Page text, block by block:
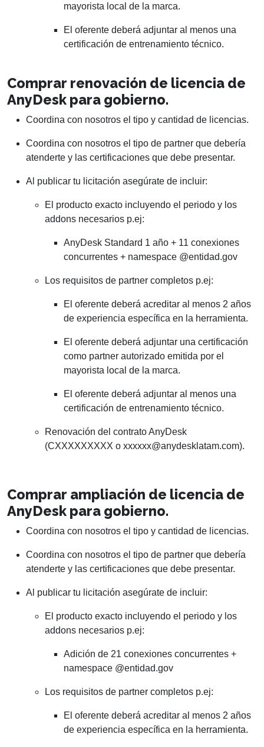
mayorista local de la marca.
El oferente deberá adjuntar al menos una
certificación de entrenamiento técnico.
Comprar renovación de licencia de
AnyDesk para gobierno.
Coordina con nosotros el tipo y cantidad de licencias.
Coordina con nosotros el tipo de partner que debería
atenderte y las certificaciones que debe presentar.
Al publicar tu licitación asegúrate de incluir:
El producto exacto incluyendo el periodo y los
addons necesarios p.ej:
AnyDesk Standard 1 año + 11 conexiones
concurrentes + namespace @entidad.gov
Los requisitos de partner completos p.ej:
El oferente deberá acreditar al menos 2 años
de experiencia específica en la herramienta.
El oferente deberá adjuntar una certificación
como partner autorizado emitida por el
mayorista local de la marca.
El oferente deberá adjuntar al menos una
certificación de entrenamiento técnico.
Renovación del contrato AnyDesk
(CXXXXXXXXX o xxxxxx@anydesklatam.com).
Comprar ampliación de licencia de
AnyDesk para gobierno.
Coordina con nosotros el tipo y cantidad de licencias.
Coordina con nosotros el tipo de partner que debería
atenderte y las certificaciones que debe presentar.
Al publicar tu licitación asegúrate de incluir:
El producto exacto incluyendo el periodo y los
addons necesarios p.ej:
Adición de 21 conexiones concurrentes +
namespace @entidad.gov
Los requisitos de partner completos p.ej:
El oferente deberá acreditar al menos 2 años
de experiencia específica en la herramienta.